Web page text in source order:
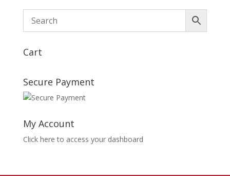
Cart
Secure Payment
My Account
Click here to access your dashboard